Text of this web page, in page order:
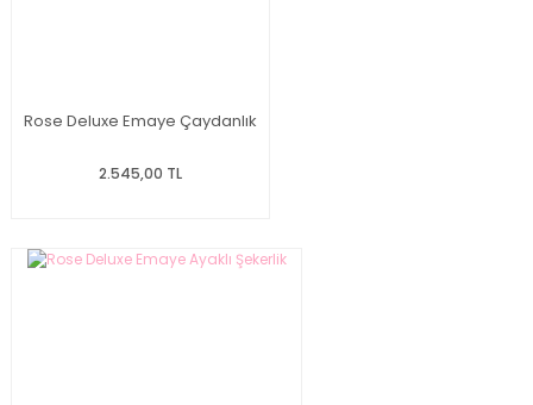
Rose Deluxe Emaye Çaydanlık
2.545,00 TL